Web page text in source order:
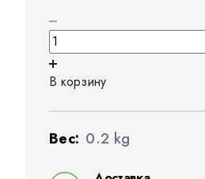
В корзину
Вес: 0.2 kg